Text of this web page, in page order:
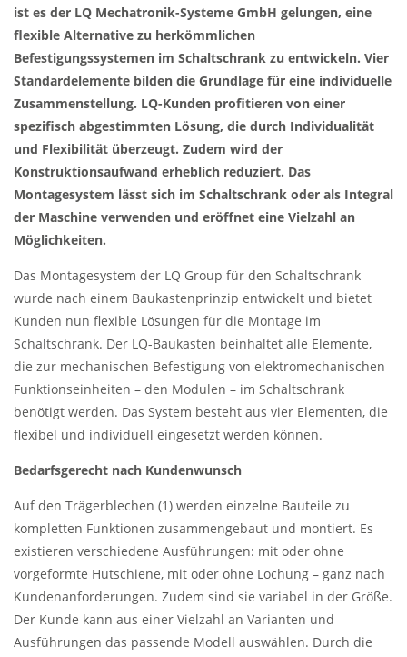
ist es der LQ Mechatronik-Systeme GmbH gelungen, eine
flexible Alternative zu herkömmlichen
Befestigungssystemen im Schaltschrank zu entwickeln. Vier
Standardelemente bilden die Grundlage für eine individuelle
Zusammenstellung. LQ-Kunden profitieren von einer
spezifisch abgestimmten Lösung, die durch Individualität
und Flexibilität überzeugt. Zudem wird der
Konstruktionsaufwand erheblich reduziert. Das
Montagesystem lässt sich im Schaltschrank oder als Integral
der Maschine verwenden und eröffnet eine Vielzahl an
Möglichkeiten.
Das Montagesystem der LQ Group für den Schaltschrank
wurde nach einem Baukastenprinzip entwickelt und bietet
Kunden nun flexible Lösungen für die Montage im
Schaltschrank. Der LQ-Baukasten beinhaltet alle Elemente,
die zur mechanischen Befestigung von elektromechanischen
Funktionseinheiten – den Modulen – im Schaltschrank
benötigt werden. Das System besteht aus vier Elementen, die
flexibel und individuell eingesetzt werden können.
Bedarfsgerecht nach Kundenwunsch
Auf den Trägerblechen (1) werden einzelne Bauteile zu
kompletten Funktionen zusammengebaut und montiert. Es
existieren verschiedene Ausführungen: mit oder ohne
vorgeformte Hutschiene, mit oder ohne Lochung – ganz nach
Kundenanforderungen. Zudem sind sie variabel in der Größe.
Der Kunde kann aus einer Vielzahl an Varianten und
Ausführungen das passende Modell auswählen. Durch die